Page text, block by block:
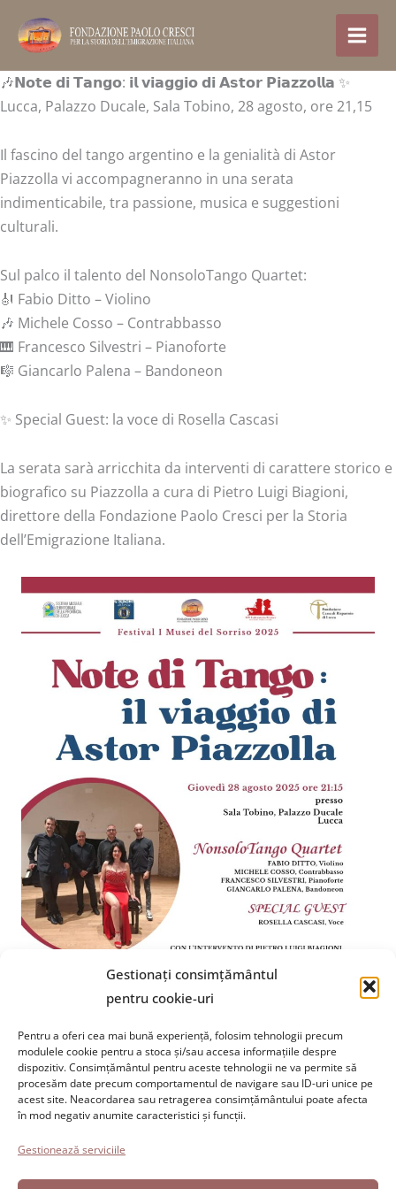
Gestionați consimțământul
pentru cookie-uri
Pentru a oferi cea mai bună experiență, folosim tehnologii precum
modulele cookie pentru a stoca și/sau accesa informațiile despre
dispozitiv. Consimțământul pentru aceste tehnologii ne va permite să
procesăm date precum comportamentul de navigare sau ID-uri unice pe
acest site. Neacordarea sau retragerea consimțământului poate afecta
în mod negativ anumite caracteristici și funcții.
Gestionează serviciile
conținut
🎶𝗡𝗼𝘁𝗲 𝗱𝗶 𝗧𝗮𝗻𝗴𝗼: 𝗶𝗹 𝘃𝗶𝗮𝗴𝗴𝗶𝗼 𝗱𝗶 𝗔𝘀𝘁𝗼𝗿 𝗣𝗶𝗮𝘇𝘇𝗼𝗹𝗹𝗮 ✨
Lucca, Palazzo Ducale, Sala Tobino, 28 agosto, ore 21,15
Il fascino del tango argentino e la genialità di Astor
Piazzolla vi accompagneranno in una serata
indimenticabile, tra passione, musica e suggestioni
culturali.
Sul palco il talento del NonsoloTango Quartet:
🎻 Fabio Ditto – Violino
🎶 Michele Cosso – Contrabbasso
🎹 Francesco Silvestri – Pianoforte
🎼 Giancarlo Palena – Bandoneon
✨ Special Guest: la voce di Rosella Cascasi
La serata sarà arricchita da interventi di carattere storico e
biografico su Piazzolla a cura di Pietro Luigi Biagioni,
direttore della Fondazione Paolo Cresci per la Storia
dell’Emigrazione Italiana.
Fundația Paolo Crescipentru istoria emigrației italiene
Cortile Carrara, 1 - 55100 Lucca
Tel 0583 417483/4; Fax 0583 417770
Accesibilitate